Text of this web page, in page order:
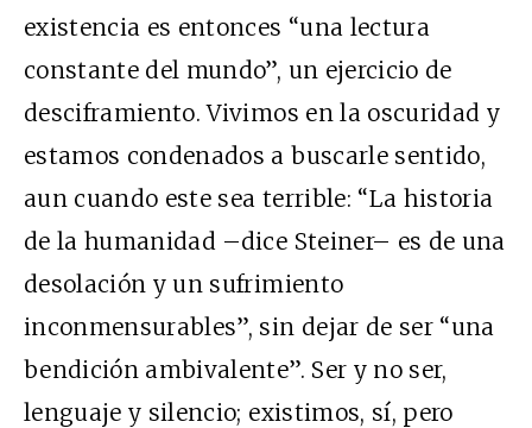
existencia es entonces “una lectura
constante del mundo”, un ejercicio de
desciframiento. Vivimos en la oscuridad y
estamos condenados a buscarle sentido,
aun cuando este sea terrible: “La historia
de la humanidad –dice Steiner– es de una
desolación y un sufrimiento
inconmensurables”, sin dejar de ser “una
bendición ambivalente”. Ser y no ser,
lenguaje y silencio; existimos, sí, pero